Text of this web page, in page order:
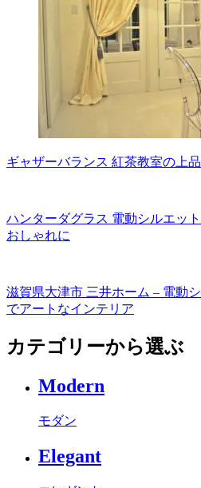
ギャザーバランス 紅茶教室の上
ハンターダグラス 電動シルエッ
おしゃれに
滋賀県大津市 三井ホーム – 電動
でアートなインテリア
カテゴリーから選ぶ
Modern
モダン
Elegant